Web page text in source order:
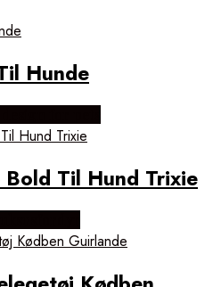
Hunde
Bold Til Hund Trixie